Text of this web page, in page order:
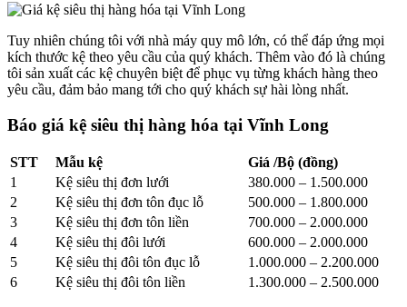
Tuy nhiên chúng tôi với nhà máy quy mô lớn, có thể đáp ứng mọi
kích thước kệ theo yêu cầu của quý khách. Thêm vào đó là chúng
tôi sản xuất các kệ chuyên biệt để phục vụ từng khách hàng theo
yêu cầu, đảm bảo mang tới cho quý khách sự hài lòng nhất.
Báo giá kệ siêu thị hàng hóa tại Vĩnh Long
STT Mẫu kệ
Giá /Bộ (đồng)
1
Kệ siêu thị đơn lưới
380.000 – 1.500.000
2
Kệ siêu thị đơn tôn đục lỗ
500.000 – 1.800.000
3
Kệ siêu thị đơn tôn liền
700.000 – 2.000.000
4
Kệ siêu thị đôi lưới
600.000 – 2.000.000
5
Kệ siêu thị đôi tôn đục lỗ
1.000.000 – 2.200.000
6
Kệ siêu thị đôi tôn liền 1.300.000 – 2.500.000